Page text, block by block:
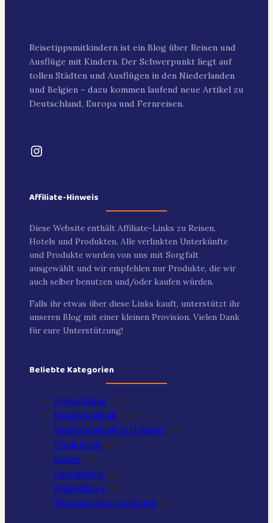
Reisetippsmitkindern ist ein Blog über Reisen und
Ausflüge mit Kindern. Der Schwerpunkt liegt auf
tollen Städten und Ausflügen in den Niederlanden
und Belgien – dazu kommen laufend neue Artikel zu
Deutschland, Europa und Fernreisen.
Instagram
Affiliate-Hinweis
Diese Website enthält Affiliate-Links zu Reisen,
Hotels und Produkten. Alle verlinkten Unterkünfte
und Produkte wurden von uns mit Sorgfalt
ausgewählt und wir empfehlen nur Produkte, die wir
auch selber benutzen und/oder kaufen würden.
Falls ihr etwas über diese Links kauft, unterstützt ihr
unseren Blog mit einer kleinen Provision. Vielen Dank
für eure Unterstützung!
Beliebte Kategorien
Deutschland (38)
Familienurlaub (266)
Familienurlaub in Holland (79)
Frankreich (43)
Italien (3)
Luxemburg (4)
Reiseführer (4)
Themen (übergreifend) (4)